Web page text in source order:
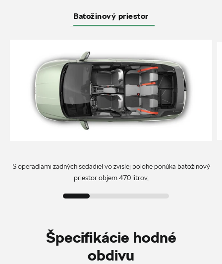
Batožinový priestor
S operadlami zadných sedadiel vo zvislej polohe ponúka batožinový
priestor objem 470 litrov,
Špecifikácie hodné
obdivu